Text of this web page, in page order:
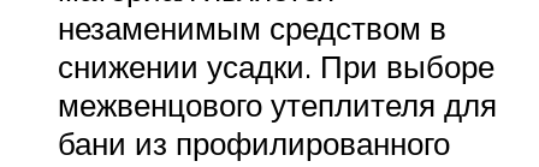
незаменимым средством в
снижении усадки. При выборе
межвенцового утеплителя для
бани из профилированного